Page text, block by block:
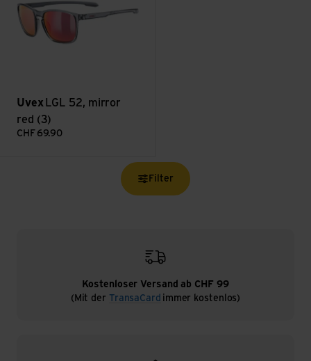
Uvex LGL 52, mirror
red (3)
CHF 69.90
Filter
Kostenloser Versand ab CHF 99
(Mit der TransaCard immer kostenlos)